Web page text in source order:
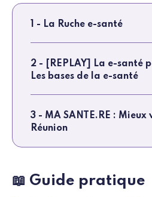
1 - La Ruche e-santé
2 - [REPLAY] La e-santé
Les bases de la e-santé
3 - MA SANTE.RE : Mieux
Réunion
📖 Guide pratique